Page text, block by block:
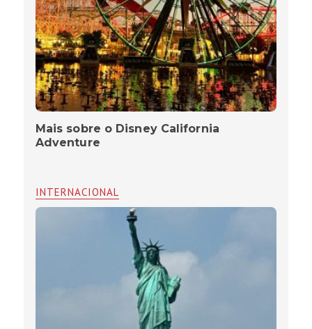
Mais sobre o Disney California
Adventure
INTERNACIONAL